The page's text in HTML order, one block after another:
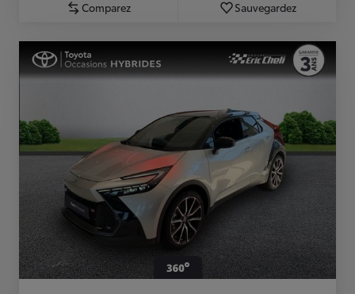
Comparez Sauvegardez